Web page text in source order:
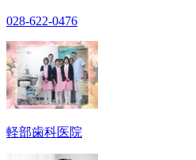
028-622-0476
軽部歯科医院